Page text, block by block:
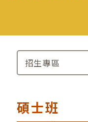
招生專區
碩士班